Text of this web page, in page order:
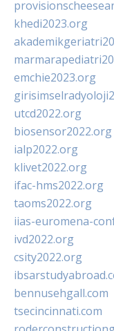
khedi2023.org
emchie2023.org
utcd2022.org
biosensor2022.org
ialp2022.org
klivet2022.org
ifac-hms2022.org
taoms2022.org
iias-euromena-
ivd2022.org
csity2022.org
bennusehgall.com
tsecincinnati.com